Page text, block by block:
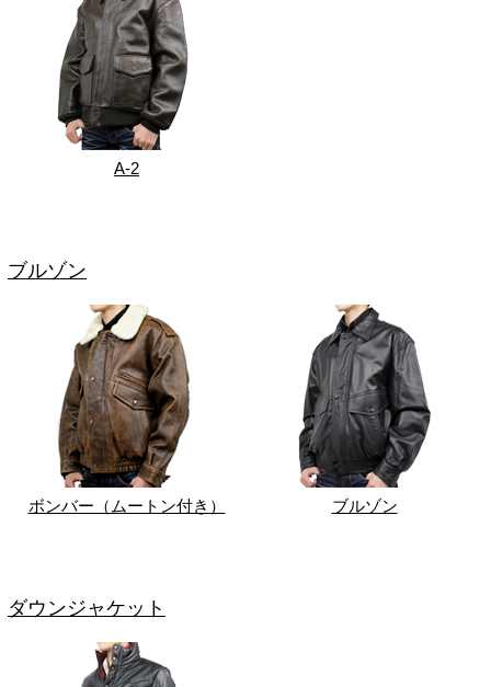
A-2
ブルゾン
ボンバー（ムートン付き） ブルゾン
ダウンジャケット